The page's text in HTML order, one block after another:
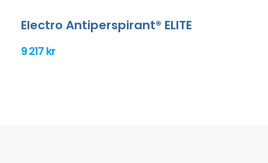
Electro Antiperspirant® ELITE
9 217 kr